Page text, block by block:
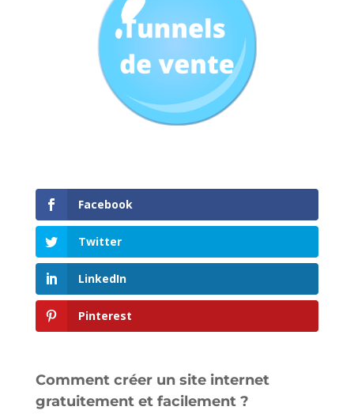
Facebook
Twitter
LinkedIn
Pinterest
Comment créer un site internet
gratuitement et facilement ?